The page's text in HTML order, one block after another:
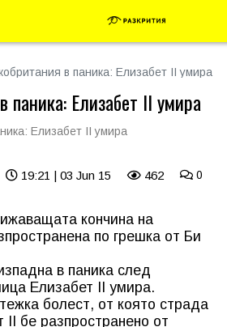
в паника: Елизабет II умира
паника: Елизабет II умира
19:21 | 03 Jun 15 462 0
кончина на
по грешка от Би
в паника след
Елизабет II
умира.
болест, от която страда
II бе разпространено от